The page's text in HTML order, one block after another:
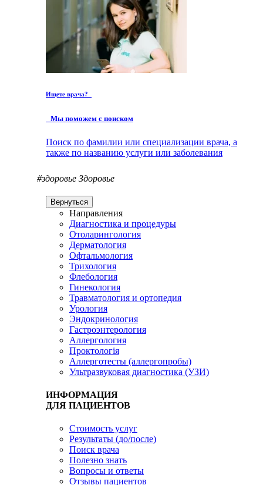
Ищете врача?
Мы поможем с поиском
Поиск по фамилии или специализации врача, а
также по названию услуги или заболевания
#здоровье Здоровье
Вернуться
Направления
Диагностика и процедуры
Отоларингология
Дерматология
Офтальмология
Трихология
Флебология
Гинекология
Травматология и ортопедия
Урология
Эндокринология
Гастроэнтерология
Аллергология
Проктологія
Аллерготесты (аллергопробы)
Ультразвуковая диагностика (УЗИ)
ИНФОРМАЦИЯ
ДЛЯ ПАЦИЕНТОВ
Стоимость услуг
Результаты (до/после)
Поиск врача
Полезно знать
Вопросы и ответы
Отзывы пациентов